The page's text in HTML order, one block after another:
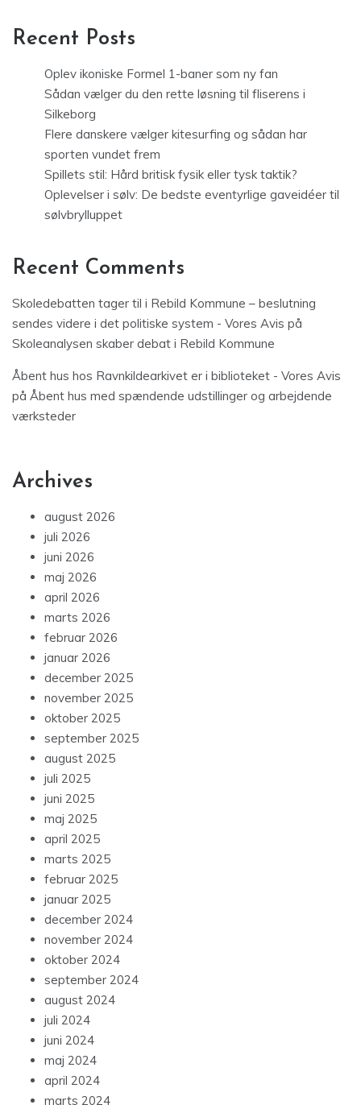
Recent Posts
Oplev ikoniske Formel 1-baner som ny fan
Sådan vælger du den rette løsning til fliserens i
Silkeborg
Flere danskere vælger kitesurfing og sådan har
sporten vundet frem
Spillets stil: Hård britisk fysik eller tysk taktik?
Oplevelser i sølv: De bedste eventyrlige gaveidéer til
sølvbrylluppet
Recent Comments
Skoledebatten tager til i Rebild Kommune – beslutning
sendes videre i det politiske system - Vores Avis på
Skoleanalysen skaber debat i Rebild Kommune
Åbent hus hos Ravnkildearkivet er i biblioteket - Vores Avis
på Åbent hus med spændende udstillinger og arbejdende
værksteder
Archives
august 2026
juli 2026
juni 2026
maj 2026
april 2026
marts 2026
februar 2026
januar 2026
december 2025
november 2025
oktober 2025
september 2025
august 2025
juli 2025
juni 2025
maj 2025
april 2025
marts 2025
februar 2025
januar 2025
december 2024
november 2024
oktober 2024
september 2024
august 2024
juli 2024
juni 2024
maj 2024
april 2024
marts 2024